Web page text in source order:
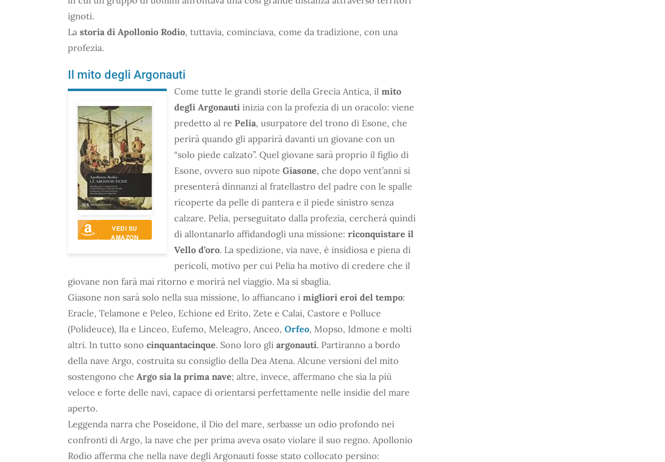
ignoti.
La storia di Apollonio Rodio, tuttavia, cominciava, come da tradizione, con una
profezia.
Il mito degli Argonauti
VEDI SU
AMAZON
Come tutte le grandi storie della Grecia Antica, il mito
degli Argonauti inizia con la profezia di un oracolo: viene
predetto al re Pelia, usurpatore del trono di Esone, che
perirà quando gli apparirà davanti un giovane con un
“solo piede calzato”. Quel giovane sarà proprio il figlio di
Esone, ovvero suo nipote Giasone, che dopo vent’anni si
presenterà dinnanzi al fratellastro del padre con le spalle
ricoperte da pelle di pantera e il piede sinistro senza
calzare. Pelia, perseguitato dalla profezia, cercherà quindi
di allontanarlo affidandogli una missione: riconquistare il
Vello d’oro. La spedizione, via nave, è insidiosa e piena di
pericoli, motivo per cui Pelia ha motivo di credere che il
giovane non farà mai ritorno e morirà nel viaggio. Ma si sbaglia.
Giasone non sarà solo nella sua missione, lo affiancano i migliori eroi del tempo:
Eracle, Telamone e Peleo, Echione ed Erito, Zete e Calai, Castore e Polluce
(Polideuce), Ila e Linceo, Eufemo, Meleagro, Anceo, Orfeo, Mopso, Idmone e molti
altri. In tutto sono cinquantacinque. Sono loro gli argonauti. Partiranno a bordo
della nave Argo, costruita su consiglio della Dea Atena. Alcune versioni del mito
sostengono che Argo sia la prima nave; altre, invece, affermano che sia la più
veloce e forte delle navi, capace di orientarsi perfettamente nelle insidie del mare
aperto.
Leggenda narra che Poseidone, il Dio del mare, serbasse un odio profondo nei
confronti di Argo, la nave che per prima aveva osato violare il suo regno. Apollonio
Rodio afferma che nella nave degli Argonauti fosse stato collocato persino: